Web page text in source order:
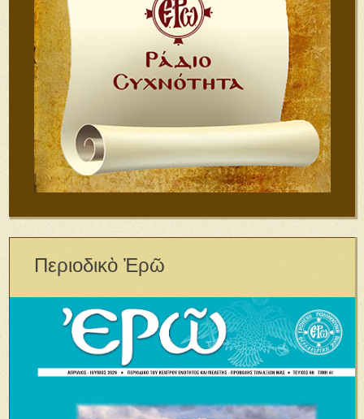
Περιοδικὸ Ἐρῶ